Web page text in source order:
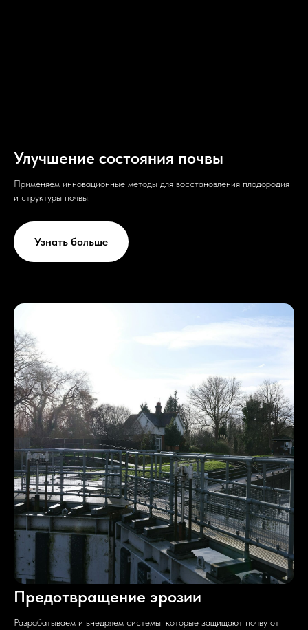
Улучшение состояния почвы
Применяем инновационные методы для восстановления плодородия
и структуры почвы.
Узнать больше
Предотвращение эрозии
Разрабатываем и внедряем системы, которые защищают почву от